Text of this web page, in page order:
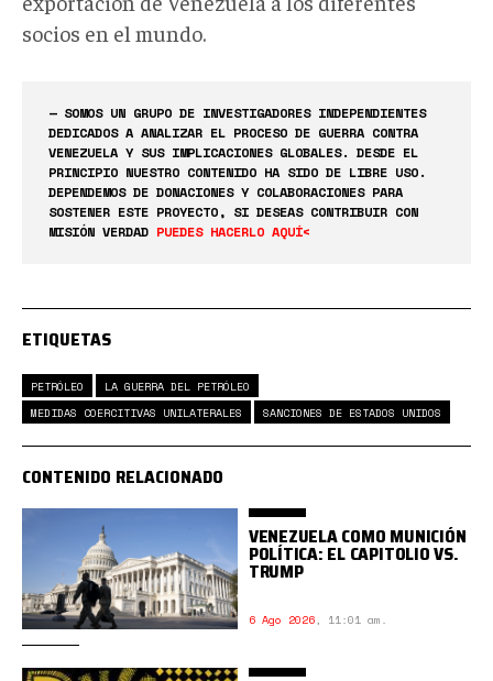
socios en el mundo.
— SOMOS UN GRUPO DE INVESTIGADORES INDEPENDIENTES
DEDICADOS A ANALIZAR EL PROCESO DE GUERRA CONTRA
VENEZUELA Y SUS IMPLICACIONES GLOBALES. DESDE EL
PRINCIPIO NUESTRO CONTENIDO HA SIDO DE LIBRE USO.
DEPENDEMOS DE DONACIONES Y COLABORACIONES PARA
SOSTENER ESTE PROYECTO, SI DESEAS CONTRIBUIR CON
MISIÓN VERDAD PUEDES HACERLO AQUÍ<
ETIQUETAS
PETRÓLEO
LA GUERRA DEL PETRÓLEO
MEDIDAS COERCITIVAS UNILATERALES
SANCIONES DE ESTADOS UNIDOS
CONTENIDO RELACIONADO
VENEZUELA COMO MUNICIÓN
POLÍTICA: EL CAPITOLIO VS.
TRUMP
6 Ago 2026, 11:01 am.